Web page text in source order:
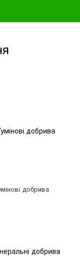
добрива